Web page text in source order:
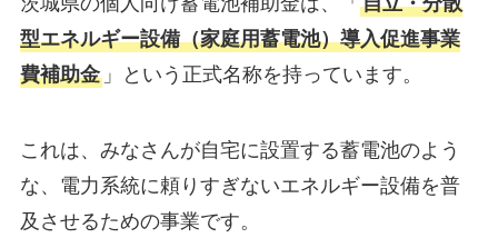
型エネルギー設備（家庭用蓄電池）導入促進事業
費補助金」という正式名称を持っています。
これは、みなさんが自宅に設置する蓄電池のよう
な、電力系統に頼りすぎないエネルギー設備を普
及させるための事業です。